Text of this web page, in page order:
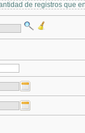
de registros que